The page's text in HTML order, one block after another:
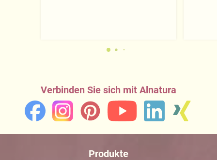
Verbinden Sie sich mit Alnatura
Produkte